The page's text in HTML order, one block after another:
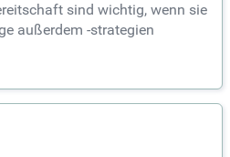
sind wichtig, wenn sie
außerdem -strategien